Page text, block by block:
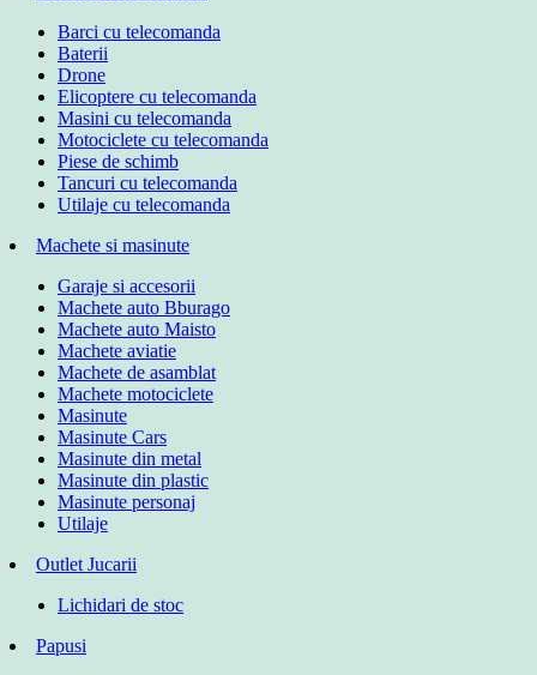
Barci cu telecomanda
Baterii
Drone
Elicoptere cu telecomanda
Masini cu telecomanda
Motociclete cu telecomanda
Piese de schimb
Tancuri cu telecomanda
Utilaje cu telecomanda
Machete si masinute
Garaje si accesorii
Machete auto Bburago
Machete auto Maisto
Machete aviatie
Machete de asamblat
Machete motociclete
Masinute
Masinute Cars
Masinute din metal
Masinute din plastic
Masinute personaj
Utilaje
Outlet Jucarii
Lichidari de stoc
Papusi